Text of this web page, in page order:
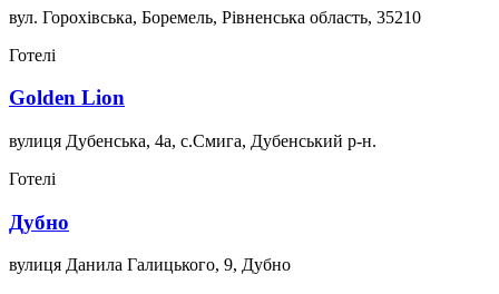
вул. Горохівська, Боремель, Рівненська область, 35210
Готелі
Golden Lion
вулиця Дубенська, 4а, с.Смига, Дубенський р-н.
Готелі
Дубно
вулиця Данила Галицького, 9, Дубно